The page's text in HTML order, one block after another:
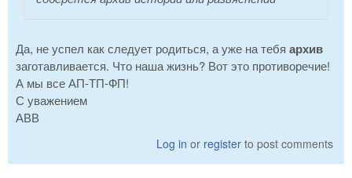
Да, не успел как следует родиться, а уже на тебя архив
заготавливается. Что наша жизнь? Вот это противоречие!
А мы все АП-ТП-ФП!
С уважением
АВВ
Log in or register to post comments